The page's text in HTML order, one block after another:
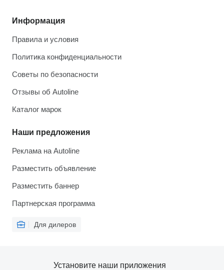
Информация
Правила и условия
Политика конфиденциальности
Советы по безопасности
Отзывы об Autoline
Каталог марок
Наши предложения
Реклама на Autoline
Разместить объявление
Разместить баннер
Партнерская программа
Для дилеров
Установите наши приложения